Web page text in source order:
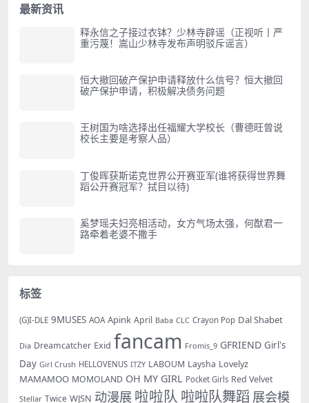
最新资讯
释永信之子接过衣钵？少林寺辟谣（正视听丨严
重污蔑！嵩山少林寺发布声明驳斥谣言）
恒大撤回破产保护申请释放什么信号？恒大撤回
破产保护申请，积极解决债务问题
王树国为啥选择出任福耀大学校长（曹德旺曾说
校长主要是考察人品）
丁俊晖获斯诺克世界公开赛亚军(谁将获得世界舞
蹈公开赛冠军？拭目以待)
奚梦瑶夫妇亮相活动，女方气场太强，何猷君一
路牵着老婆不撒手
标签
(G)I-DLE 9MUSES AOA Apink April Baba CLC Crayon Pop Dal Shabet
Dia Dreamcatcher Exid fancam Fromis_9 GFRIEND Girl's
Day Girl Crush HELLOVENUS ITZY LABOUM Laysha Lovelyz
MAMAMOO MOMOLAND OH MY GIRL Pocket Girls Red Velvet
Stellar Twice WJSN 动漫展 啦啦队 啦啦队舞蹈 展会模